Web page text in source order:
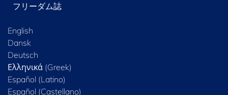
フリーダム誌
English
Dansk
Deutsch
Ελληνικά (Greek)
Español (Latino)
Español (Castellano)